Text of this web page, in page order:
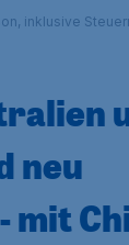
inklusive
neu
mit